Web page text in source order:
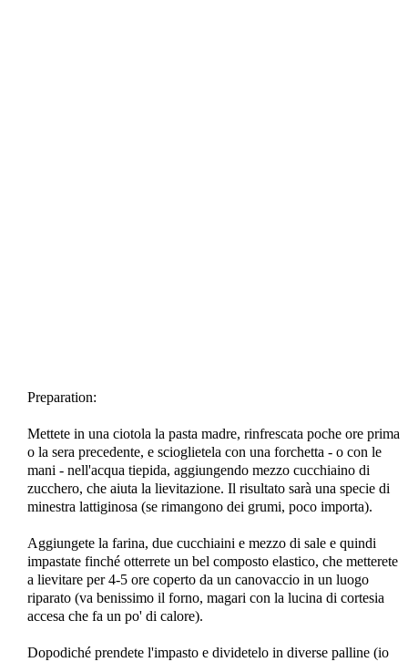
Preparation:
Mettete in una ciotola la pasta madre, rinfrescata poche ore prima
o la sera precedente, e scioglietela con una forchetta - o con le
mani - nell'acqua tiepida, aggiungendo mezzo cucchiaino di
zucchero, che aiuta la lievitazione. Il risultato sarà una specie di
minestra lattiginosa (se rimangono dei grumi, poco importa).
Aggiungete la farina, due cucchiaini e mezzo di sale e quindi
impastate finché otterrete un bel composto elastico, che metterete
a lievitare per 4-5 ore coperto da un canovaccio in un luogo
riparato (va benissimo il forno, magari con la lucina di cortesia
accesa che fa un po' di calore).
Dopodiché prendete l'impasto e dividetelo in diverse palline (io